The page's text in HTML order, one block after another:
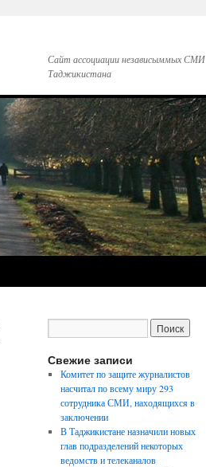
Сайт ассоциации независыммых СМИ
Таджикистана
Свежие записи
Комитет по защите журналистов
насчитал по всему миру 293
сотрудника СМИ, находящихся в
заключении
В Таджикистане назначили новых
глав подразделений некоторых
ведомств и телеканалов